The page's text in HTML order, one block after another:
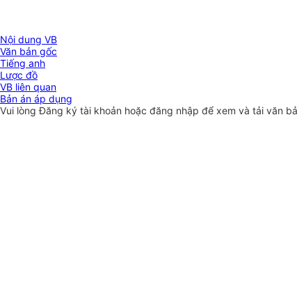
Nội dung VB
Văn bản gốc
Tiếng anh
Lược đồ
VB liên quan
Bản án áp dụng
Vui lòngĐăng ký tài khoản hoặc đăng nhập để xem và tải văn